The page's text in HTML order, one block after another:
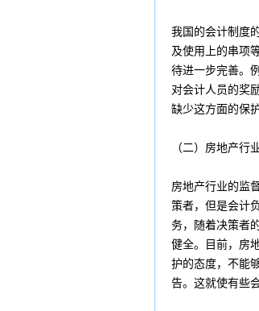
我国的会计制度
及使用上的串项
待进一步完善。
对会计人员的奖
缺少这方面的保
（二）房地产行
房地产行业的监
策者，但是会计
务，随着决策者
健全。目前，房
护的态度，不能
告。这就使有些